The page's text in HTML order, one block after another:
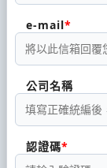
e-mail
公司名稱
認證碼